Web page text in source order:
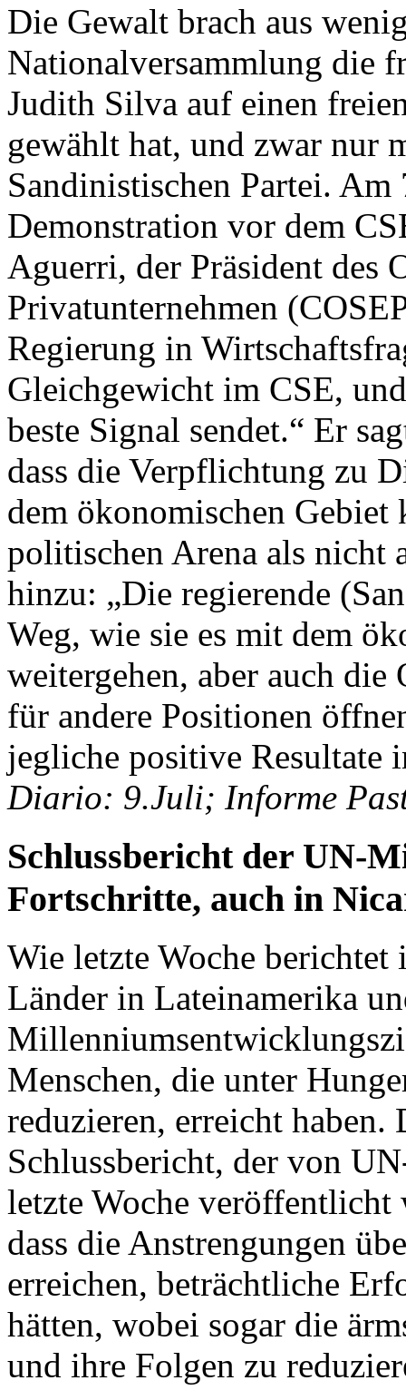
Die Gewalt brach aus
Nationalversammlung die
Judith Silva auf einen
gewählt hat, und zwar nur
Sandinistischen Partei.
Demonstration vor dem
Aguerri, der Präsident des
Privatunternehmen
Regierung in
Gleichgewicht im CSE,
beste Signal sendet.“ Er
dass die Verpflichtung zu
dem ökonomischen
politischen Arena als nicht
hinzu: „Die regierende
Weg, wie sie es mit dem
weitergehen, aber auch die
für andere Positionen
jegliche positive Resultate
Diario: 9.Juli; Informe
Schlussbericht der UN-
Fortschritte, auch in
Wie letzte Woche berichtet
Länder in Lateinamerika
Menschen, die unter
reduzieren, erreicht haben.
Schlussbericht, der von
letzte Woche
dass die Anstrengungen
erreichen, beträchtliche
hätten, wobei sogar die
und ihre Folgen zu